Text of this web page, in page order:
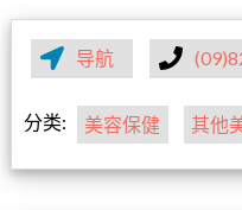
导航
分类: 美容保健 其他